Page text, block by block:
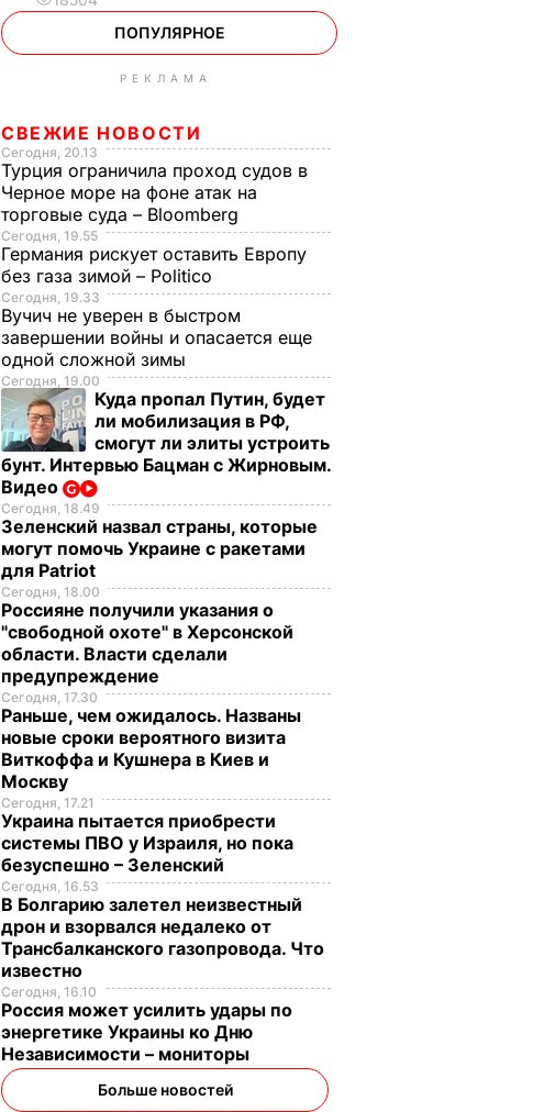
ПОПУЛЯРНОЕ
РЕКЛАМА
СВЕЖИЕ НОВОСТИ
Сегодня, 20.13
Турция ограничила проход судов в
Черное море на фоне атак на
торговые суда – Bloomberg
Сегодня, 19.55
Германия рискует оставить Европу
без газа зимой – Politico
Сегодня, 19.33
Вучич не уверен в быстром
завершении войны и опасается еще
одной сложной зимы
Сегодня, 19.00
Куда пропал Путин, будет
ли мобилизация в РФ,
смогут ли элиты устроить
бунт. Интервью Бацман с Жирновым.
Видео
Сегодня, 18.49
Зеленский назвал страны, которые
могут помочь Украине с ракетами
для Patriot
Сегодня, 18.00
Россияне получили указания о
"свободной охоте" в Херсонской
области. Власти сделали
предупреждение
Сегодня, 17.30
Раньше, чем ожидалось. Названы
новые сроки вероятного визита
Виткоффа и Кушнера в Киев и
Москву
Сегодня, 17.21
Украина пытается приобрести
системы ПВО у Израиля, но пока
безуспешно – Зеленский
Сегодня, 16.53
В Болгарию залетел неизвестный
дрон и взорвался недалеко от
Трансбалканского газопровода. Что
известно
Сегодня, 16.10
Россия может усилить удары по
энергетике Украины ко Дню
Независимости – мониторы
Больше новостей